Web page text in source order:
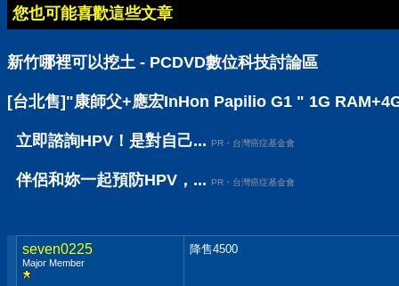
您也可能喜歡這些文章
新竹哪裡可以挖土 - PCDVD數位科技討論區
[台北售]"康師父+應宏InHon Papilio G1 " 1G
立即諮詢HPV！是對自己... PR・台灣癌症基金會
伴侶和妳一起預防HPV，... PR・台灣癌症基金會
seven0225
Major Member
降售4500